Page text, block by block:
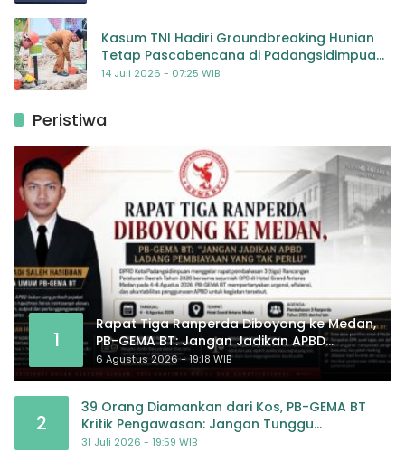
Kasum TNI Hadiri Groundbreaking Hunian
Tetap Pascabencana di Padangsidimpuan,
Harapan Baru bagi Penyintas
14 Juli 2026 - 07:25 WIB
Peristiwa
1
Rapat Tiga Ranperda Diboyong ke Medan,
PB-GEMA BT: Jangan Jadikan APBD
Ladang Pembiayaan yang Tak Perlu
6 Agustus 2026 - 19:18 WIB
2
39 Orang Diamankan dari Kos, PB-GEMA BT
Kritik Pengawasan: Jangan Tunggu
Masyarakat Bergerak Baru Negara Bertindak
31 Juli 2026 - 19:59 WIB